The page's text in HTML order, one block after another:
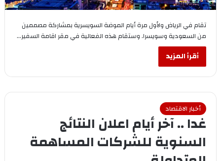
تقام في الرياض ولأول مرة أيام الموضة السويسرية بمشاركة مصممين
من السعودية وسويسرا. وستقام هذه الفعالية في مقر اقامة السفير…
أقرأ المزيد
أخبار الاقتصاد
غدا .. آخر أيام اعلان النتائج
السنوية للشركات المساهمة